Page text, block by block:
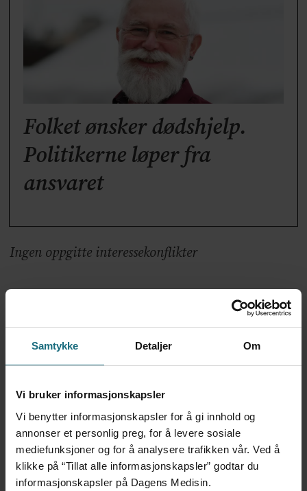
Samtykke Detaljer Om
Vi bruker informasjonskapsler
Vi benytter informasjonskapsler for å gi innhold og
annonser et personlig preg, for å levere sosiale
mediefunksjoner og for å analysere trafikken vår. Ved å
klikke på “Tillat alle informasjonskapsler” godtar du
informasjonskapsler på Dagens Medisin.
Folket ønsker dødshjelp.
Politikerne løper fra
ansvaret
Ingen oppgitte interessekonflikter
GERIATRI
Mest lest siste syv dager:
Vi trenger en grunnlov for
psykisk helsehjelp
5 dager siden